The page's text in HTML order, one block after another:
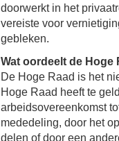
doorwerkt in het
vereiste voor
gebleken.
Wat oordeelt de Hoge
De Hoge Raad is het
Hoge Raad heeft te
arbeidsovereenkomst
mededeling, door het
delen of door een